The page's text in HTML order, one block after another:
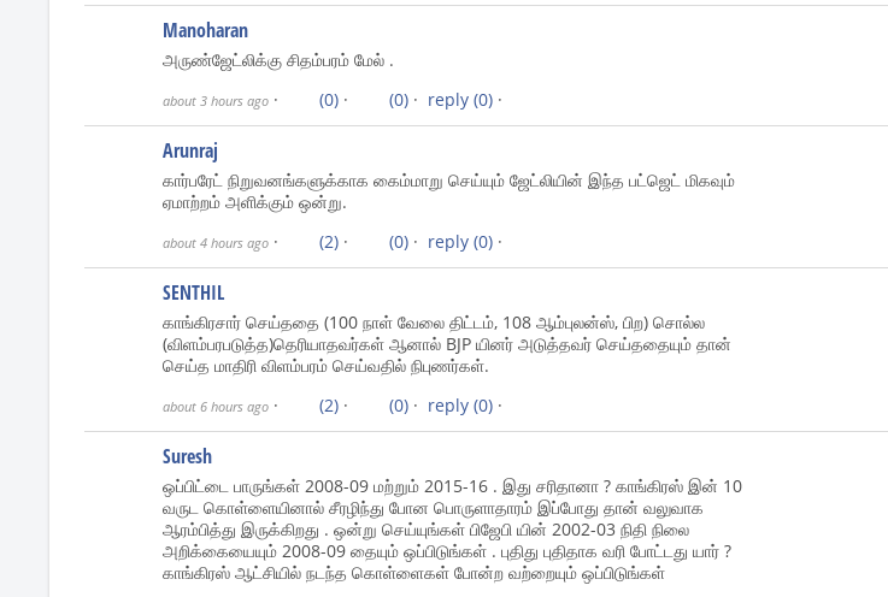
Manoharan
அருண்ஜேட்லிக்கு சிதம்பரம் மேல் .
about 3 hours ago · (0) · (0) · reply (0) ·
Arunraj
கார்பரேட் நிறுவனங்களுக்காக கைம்மாறு செய்யும் ஜேட்லியின் இந்த பட்ஜெட் மிகவும்
ஏமாற்றம் அளிக்கும் ஒன்று.
about 4 hours ago · (2) · (0) · reply (0) ·
SENTHIL
காங்கிரசார் செய்ததை (100 நாள் வேலை திட்டம், 108 ஆம்புலன்ஸ், பிற) சொல்ல
(விளம்பரபடுத்த)தெரியாதவர்கள் ஆனால் BJP யினர் அடுத்தவர் செய்ததையும் தான்
செய்த மாதிரி விளம்பரம் செய்வதில் நிபுணர்கள்.
about 6 hours ago · (2) · (0) · reply (0) ·
Suresh
ஒப்பிட்டை பாருங்கள் 2008-09 மற்றும் 2015-16 . இது சரிதானா ? காங்கிரஸ் இன் 10
வருட கொள்ளையினால் சீரழிந்து போன பொருளாதாரம் இப்போது தான் வலுவாக
ஆரம்பித்து இருக்கிறது . ஒன்று செய்யுங்கள் பிஜேபி யின் 2002-03 நிதி நிலை
அறிக்கையையும் 2008-09 தையும் ஒப்பிடுங்கள் . புதிது புதிதாக வரி போட்டது யார் ?
காங்கிரஸ் ஆட்சியில் நடந்த கொள்ளைகள் போன்ற வற்றையும் ஒப்பிடுங்கள்